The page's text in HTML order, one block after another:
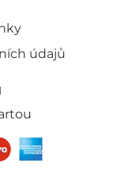
údajů